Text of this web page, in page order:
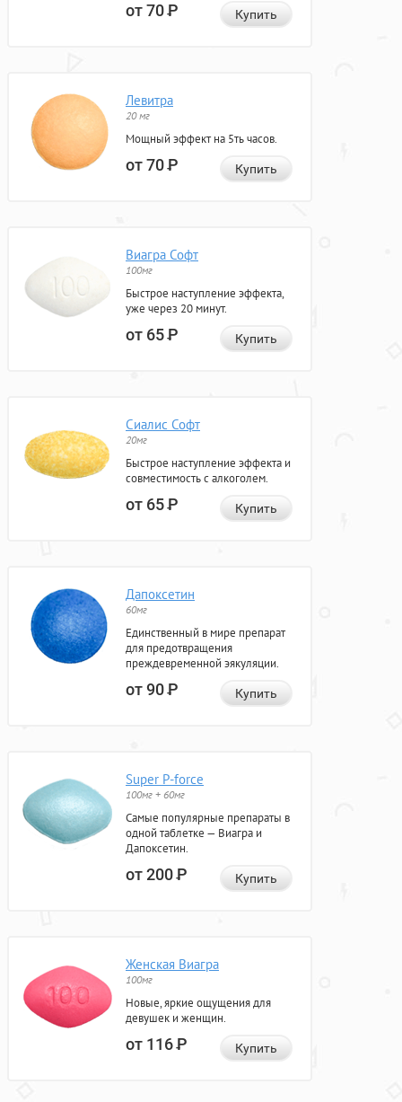
от 70Р Купить
Левитра
20 мг
Мощный эффект на 5ть часов.
от 70Р Купить
Виагра Софт
100мг
Быстрое наступление эффекта,
уже через 20 минут.
от 65Р Купить
Сиалис Софт
20мг
Быстрое наступление эффекта и
совместимость с алкоголем.
от 65Р Купить
Дапоксетин
60мг
Единственный в мире препарат
для предотвращения
преждевременной эякуляции.
от 90Р Купить
Super P-force
100мг + 60мг
Самые популярные препараты в
одной таблетке — Виагра и
Дапоксетин.
от 200Р Купить
Женская Виагра
100мг
Новые, яркие ощущения для
девушек и женщин.
от 116Р Купить